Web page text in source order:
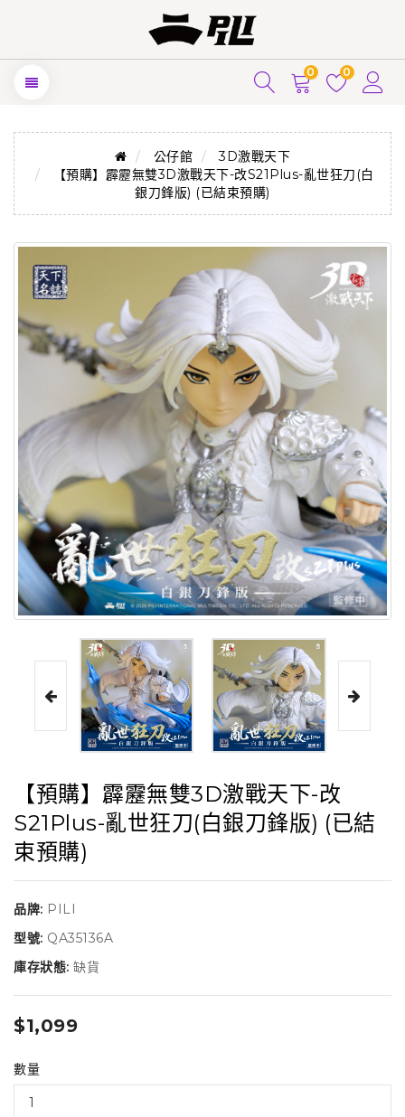
0 0
公仔館
3D激戰天下
【預購】霹靂無雙3D激戰天下-改S21Plus-亂世狂刀(白
銀刀鋒版) (已結束預購)
【預購】霹靂無雙3D激戰天下-改
S21Plus-亂世狂刀(白銀刀鋒版) (已結
束預購)
品牌: PILI
型號: QA35136A
庫存狀態: 缺貨
$1,099
數量